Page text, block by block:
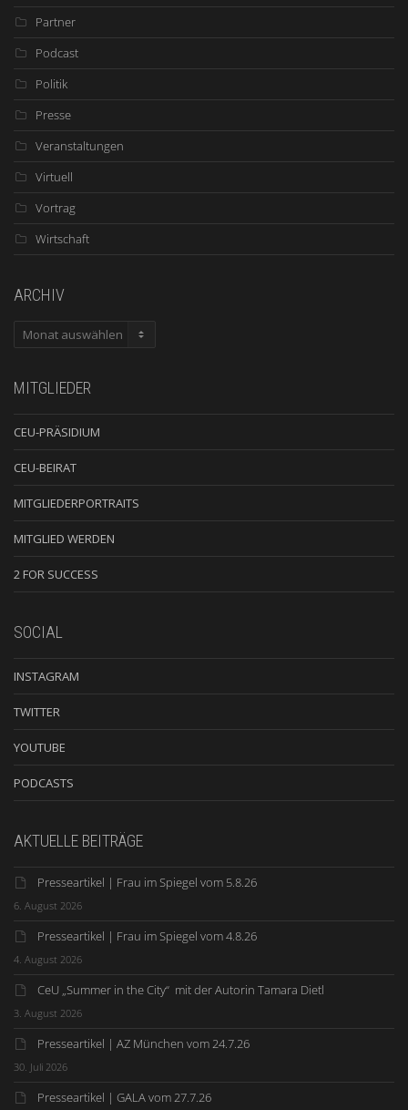
Partner
Podcast
Politik
Presse
Veranstaltungen
Virtuell
Vortrag
Wirtschaft
ARCHIV
ARCHIV
MITGLIEDER
CEU-PRÄSIDIUM
CEU-BEIRAT
MITGLIEDERPORTRAITS
MITGLIED WERDEN
2 FOR SUCCESS
SOCIAL
INSTAGRAM
TWITTER
YOUTUBE
PODCASTS
AKTUELLE BEITRÄGE
Presseartikel | Frau im Spiegel vom 5.8.26
6. August 2026
Presseartikel | Frau im Spiegel vom 4.8.26
4. August 2026
CeU „Summer in the City“ mit der Autorin Tamara Dietl
3. August 2026
Presseartikel | AZ München vom 24.7.26
30. Juli 2026
Presseartikel | GALA vom 27.7.26